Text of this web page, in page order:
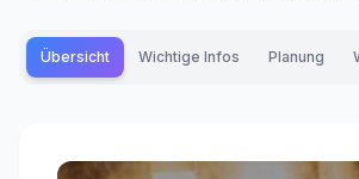
Übersicht Wichtige Infos Planung